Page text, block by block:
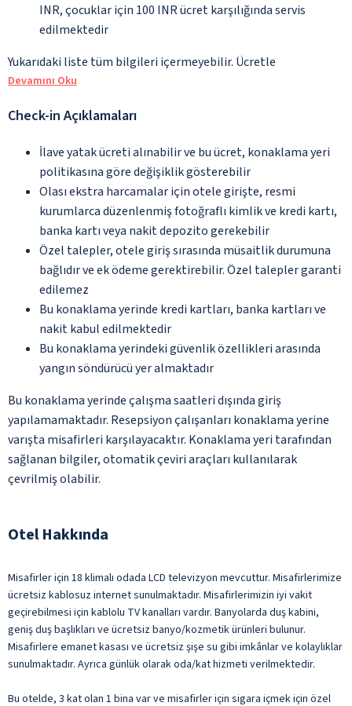
INR, çocuklar için 100 INR ücret karşılığında servis
edilmektedir
Yukarıdaki liste tüm bilgileri içermeyebilir. Ücretle
Devamını Oku
Check-in Açıklamaları
İlave yatak ücreti alınabilir ve bu ücret, konaklama yeri
politikasına göre değişiklik gösterebilir
Olası ekstra harcamalar için otele girişte, resmi
kurumlarca düzenlenmiş fotoğraflı kimlik ve kredi kartı,
banka kartı veya nakit depozito gerekebilir
Özel talepler, otele giriş sırasında müsaitlik durumuna
bağlıdır ve ek ödeme gerektirebilir. Özel talepler garanti
edilemez
Bu konaklama yerinde kredi kartları, banka kartları ve
nakit kabul edilmektedir
Bu konaklama yerindeki güvenlik özellikleri arasında
yangın söndürücü yer almaktadır
Bu konaklama yerinde çalışma saatleri dışında giriş
yapılamamaktadır. Resepsiyon çalışanları konaklama yerine
varışta misafirleri karşılayacaktır. Konaklama yeri tarafından
sağlanan bilgiler, otomatik çeviri araçları kullanılarak
çevrilmiş olabilir.
Otel Hakkında
Misafirler için 18 klimalı odada LCD televizyon mevcuttur. Misafirlerimize
ücretsiz kablosuz internet sunulmaktadır. Misafirlerimizin iyi vakit
geçirebilmesi için kablolu TV kanalları vardır. Banyolarda duş kabini,
geniş duş başlıkları ve ücretsiz banyo/kozmetik ürünleri bulunur.
Misafirlere emanet kasası ve ücretsiz şişe su gibi imkânlar ve kolaylıklar
sunulmaktadır. Ayrıca günlük olarak oda/kat hizmeti verilmektedir.
Bu otelde, 3 kat olan 1 bina var ve misafirler için sigara içmek için özel